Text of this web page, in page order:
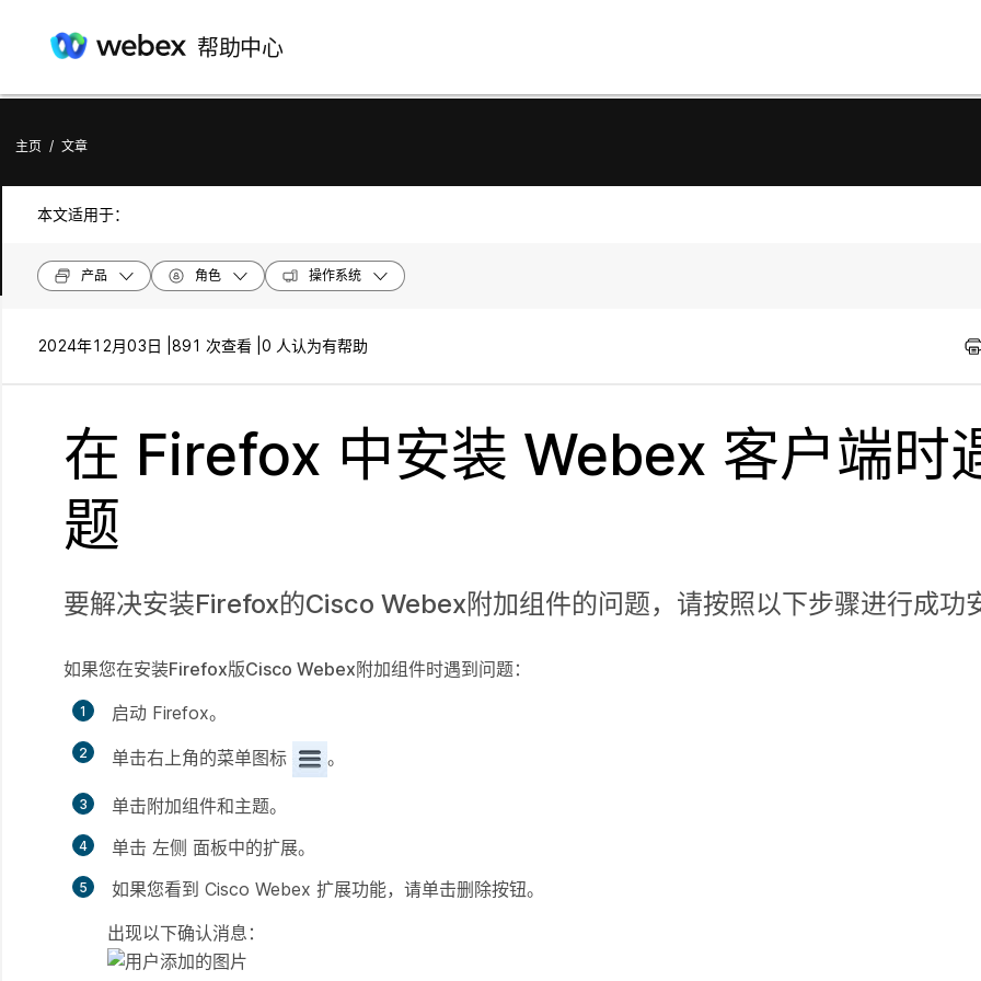
帮助中心
主页 / 文章
本文适用于：
产品 角色 操作系统
2024年12月03日 | 891 次查看 | 0 人认为有帮助
在 Firefox 中安装 Webex 客户端时
题
要解决安装Firefox的Cisco Webex附加组件的问题，请按照以下步骤进行成功
如果您在安装Firefox版Cisco Webex附加组件时遇到问题：
启动 Firefox。
单击右上角的菜单图标 。
单击附加组件和主题。
单击 左侧 面板中的扩展。
如果您看到 Cisco Webex 扩展功能，请单击删除按钮。
出现以下确认消息：